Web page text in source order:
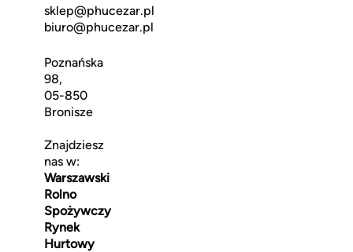
sklep@phucezar.pl
biuro@phucezar.pl
Poznańska
98,
05-850
Bronisze
Znajdziesz
nas w:
Warszawski
Rolno
Spożywczy
Rynek
Hurtowy